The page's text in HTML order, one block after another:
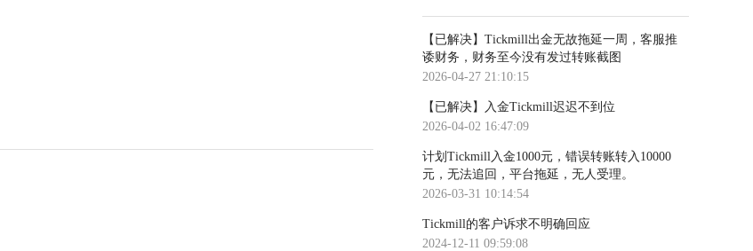
【已解决】Tickmill出金无故拖延一周，客服推
诿财务，财务至今没有发过转账截图
2026-04-27 21:10:15
【已解决】入金Tickmill迟迟不到位
2026-04-02 16:47:09
计划Tickmill入金1000元，错误转账转入10000
元，无法追回，平台拖延，无人受理。
2026-03-31 10:14:54
Tickmill的客户诉求不明确回应
2024-12-11 09:59:08